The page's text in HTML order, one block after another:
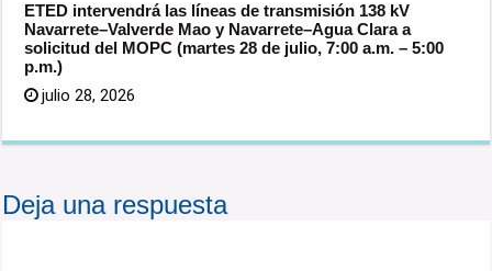
ETED intervendrá las líneas de transmisión 138 kV
Navarrete–Valverde Mao y Navarrete–Agua Clara a
solicitud del MOPC (martes 28 de julio, 7:00 a.m. – 5:00
p.m.)
julio 28, 2026
Deja una respuesta